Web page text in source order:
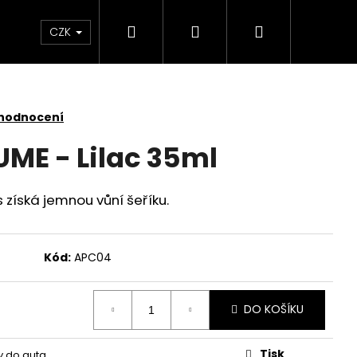
světlem Zdraví Výprodej skladových
CZK Hledat PřihlášeníNákupní
- Lilac 35ml
získá jemnou vůní šeříku.
Kód: APC04
DO KOŠÍKU
Tisk
SADA 3 KUSY